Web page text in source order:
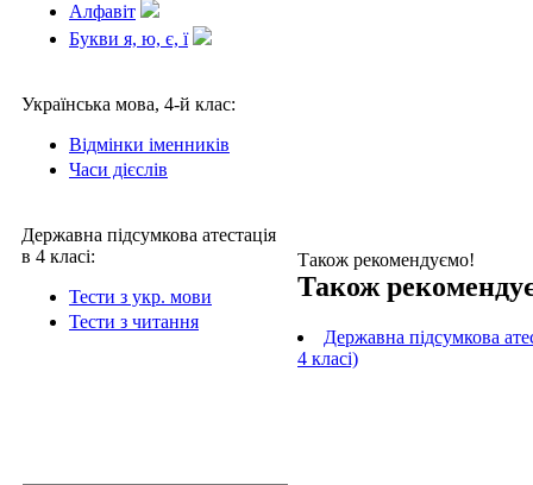
Алфавіт
Букви я, ю, є, ї
Українська мова, 4-й клас:
Відмінки іменників
Часи дієслів
Державна підсумкова атестація
в 4 класі:
Тести з укр. мови
Тести з читання
Також рекомендуємо!
Також
Державна підсумкова
4 класі)